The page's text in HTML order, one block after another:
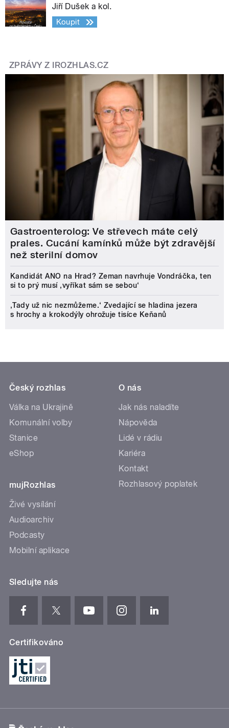
Jiří Dušek a kol.
Koupit
ZPRÁVY Z IROZHLAS.CZ
Gastroenterolog: Ve střevech máte celý
prales. Cucání kamínků může být zdravější
než sterilní domov
Kandidát ANO na Hrad? Zeman navrhuje Vondráčka, ten
si to prý musí ‚vyříkat sám se sebou‘
‚Tady už nic nezmůžeme.‘ Zvedající se hladina jezera
s hrochy a krokodýly ohrožuje tisíce Keňanů
Český rozhlas
Válka na Ukrajině
Komunální volby
Stanice
eShop
mujRozhlas
Živé vysílání
Audioarchiv
Podcasty
Mobilní aplikace
O nás
Jak nás naladíte
Nápověda
Lidé v rádiu
Kariéra
Kontakt
Rozhlasový poplatek
Sledujte nás
Certifikováno